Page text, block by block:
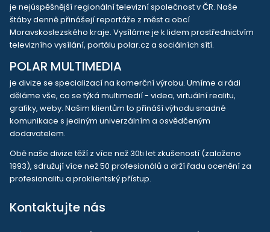
je nejúspěšnější regionální televizní společnost v ČR. Naše
štáby denně přinášejí reportáže z měst a obcí
Moravskoslezského kraje. Vysíláme je k lidem prostřednictvím
televizního vysílání, portálu polar.cz a sociálních sítí.
POLAR MULTIMEDIA
je divize se specializací na komerční výrobu. Umíme a rádi
děláme vše, co se týká multimedií - videa, virtuální realitu,
grafiky, weby. Našim klientům to přináší výhodu snadné
komunikace s jediným univerzálním a osvědčeným
dodavatelem.
Obě naše divize těží z více než 30ti let zkušeností (založeno
1993), sdružují více než 50 profesionálů a drží řadu ocenění za
profesionalitu a proklientský přístup.
Kontaktujte nás